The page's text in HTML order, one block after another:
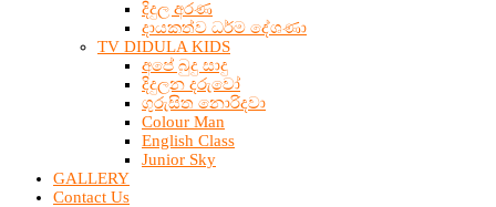
දිදුල අරණ
දායකත්ව ධර්ම දේශණා
TV DIDULA KIDS
අපේ බුදු සාදු
දිදුලන දරුවෝ
ගුරුසිත නොරිදවා
Colour Man
English Class
Junior Sky
GALLERY
Contact Us